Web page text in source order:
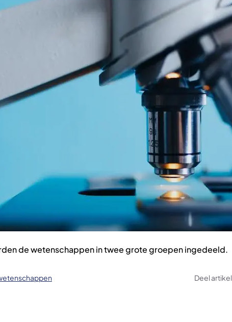
de wetenschappen in twee grote groepen ingedeeld.
Deel artikel